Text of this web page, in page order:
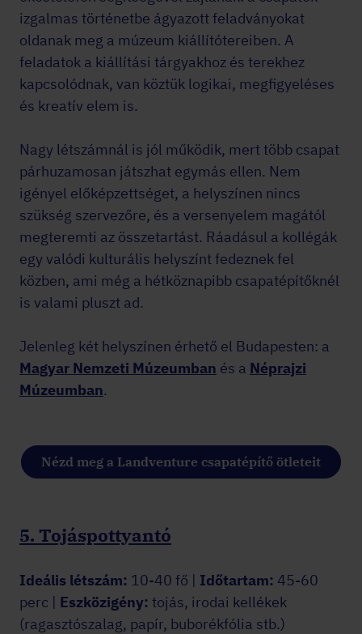
izgalmas történetbe ágyazott feladványokat
oldanak meg a múzeum kiállítótereiben. A
feladatok a kiállítási tárgyakhoz és terekhez
kapcsolódnak, van köztük logikai, megfigyeléses
és kreatív elem is.
Nagy létszámnál is jól működik, mert több csapat
párhuzamosan játszhat egymás ellen. Nem
igényel előképzettséget, a helyszínen nincs
szükség szervezőre, és a versenyelem magától
megteremti az összetartást. Ráadásul a kollégák
egy valódi kulturális helyszínt fedeznek fel
közben, ami még a hétköznapibb csapatépítőknél
is valami pluszt ad.
Jelenleg két helyszínen érhető el Budapesten: a
Magyar Nemzeti Múzeumban és a Néprajzi
Múzeumban.
Nézd meg a Landventure csapatépítő ötleteit
5. Tojáspottyantó
Ideális létszám: 10-40 fő | Időtartam: 45-60
perc | Eszközigény: tojás, irodai kellékek
(ragasztószalag, papír, buborékfólia stb.)